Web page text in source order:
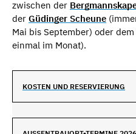
zwischen der
der Güdinger Scheune
Mai bis September) oder dem
einmal im Monat).
KOSTEN UND RESERVIERUNG